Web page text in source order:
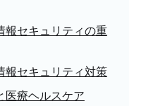
報セキュリティの重
報セキュリティ対策
医療ヘルスケア